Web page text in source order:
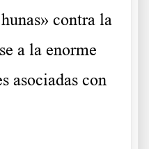
contra la
a la enorme
asociadas con